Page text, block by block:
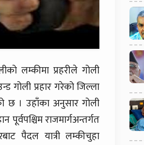
लम्कीमा प्रहरीले गोली
गोली प्रहार गरेको जिल्ला
छ । उहाँका अनुसार गोली
राजमार्गअन्तर्गत
पैदल यात्री लम्कीचुहा